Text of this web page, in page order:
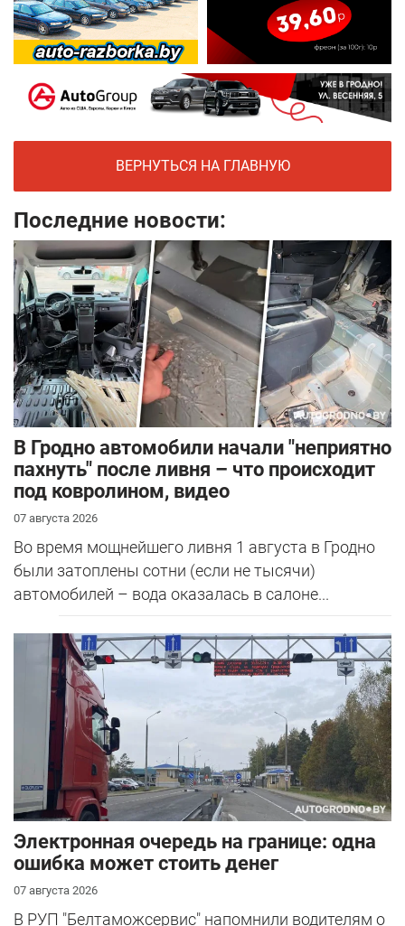
ВЕРНУТЬСЯ НА ГЛАВНУЮ
Последние новости:
В Гродно автомобили начали "неприятно
пахнуть" после ливня – что происходит
под ковролином, видео
07 августа 2026
Во время мощнейшего ливня 1 августа в Гродно
были затоплены сотни (если не тысячи)
автомобилей – вода оказалась в салоне...
Электронная очередь на границе: одна
ошибка может стоить денег
07 августа 2026
В РУП "Белтаможсервис" напомнили водителям о